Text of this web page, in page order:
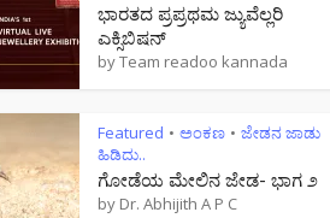
ಭಾರತದ ಪ್ರಪ್ರಥಮ ಜ್ಯುವೆಲ್ಲರಿ
ಎಕ್ಸಿಬಿಷನ್
byTeam readoo kannada
Featured • ಅಂಕಣ • ಜೇಡನ ಜಾಡು
ಹಿಡಿದು..
ಗೋಡೆಯ ಮೇಲಿನ ಜೇಡ- ಭಾಗ ೨
by Dr. Abhijith A P C